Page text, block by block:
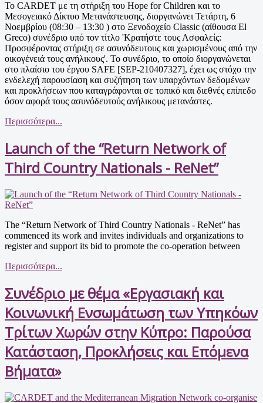
Το CARDET με τη στήριξη του Hope for Children και το
Μεσογειακό Δίκτυο Μετανάστευσης, διοργανώνει Τετάρτη, 6
Νοεμβρίου (08:30 – 13:30 ) στο Ξενοδοχείο Classic (αίθουσα El
Greco) συνέδριο υπό τον τίτλο 'Κρατήστε τους Ασφαλείς:
Προσφέροντας στήριξη σε ασυνόδευτους και χωρισμένους από την
οικογένειά τους ανήλικους'. Το συνέδριο, το οποίο διοργανώνεται
στο πλαίσιο του έργου SAFE [SEP-210407327], έχει ως στόχο την
ενδελεχή παρουσίαση και συζήτηση των υπαρχόντων δεδομένων
και προκλήσεων που καταγράφονται σε τοπικό και διεθνές επίπεδο
όσον αφορά τους ασυνόδευτούς ανήλικους μετανάστες.
Περισσότερα...
Launch of the “Return Network of
Third Country Nationals - ReNet”
The “Return Network of Third Country Nationals - ReNet” has
commenced its work and invites individuals and organizations to
register and support its bid to promote the co-operation between
Περισσότερα...
Συνέδριο με θέμα «Εργασιακή και
Κοινωνική Ενσωμάτωση των Υπηκόων
Τρίτων Χωρών στην Κύπρο: Παρούσα
Κατάσταση, Προκλήσεις και Επόμενα
Βήματα»